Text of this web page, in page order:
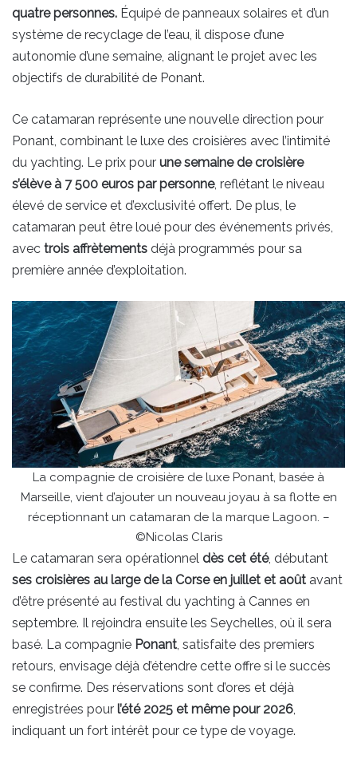
quatre personnes. Équipé de panneaux solaires et d’un
système de recyclage de l’eau, il dispose d’une
autonomie d’une semaine, alignant le projet avec les
objectifs de durabilité de Ponant.
Ce catamaran représente une nouvelle direction pour
Ponant, combinant le luxe des croisières avec l’intimité
du yachting. Le prix pour une semaine de croisière
s’élève à 7 500 euros par personne, reflétant le niveau
élevé de service et d’exclusivité offert. De plus, le
catamaran peut être loué pour des événements privés,
avec trois affrètements déjà programmés pour sa
première année d’exploitation.
La compagnie de croisière de luxe Ponant, basée à
Marseille, vient d’ajouter un nouveau joyau à sa flotte en
réceptionnant un catamaran de la marque Lagoon. –
©Nicolas Claris
Le catamaran sera opérationnel dès cet été, débutant
ses croisières au large de la Corse en juillet et août avant
d’être présenté au festival du yachting à Cannes en
septembre. Il rejoindra ensuite les Seychelles, où il sera
basé. La compagnie Ponant, satisfaite des premiers
retours, envisage déjà d’étendre cette offre si le succès
se confirme. Des réservations sont d’ores et déjà
enregistrées pour l’été 2025 et même pour 2026,
indiquant un fort intérêt pour ce type de voyage.